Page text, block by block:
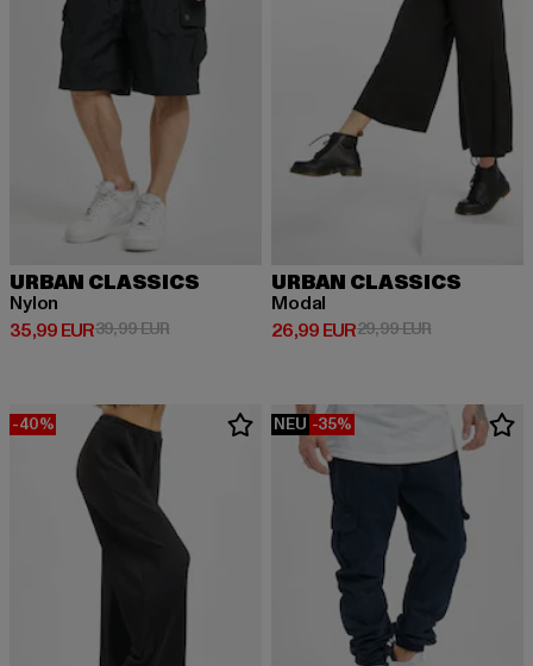
URBAN CLASSICS
Nylon
35,99 EUR
Derzeitiger Preis: 35,99 EUR
39,99 EURAktionspreis: 39,99 EUR
URBAN CLASSICS
Modal
26,99 EUR
Derzeitiger Preis: 26,99 EUR
29,99 EURAktionspreis:
-40% NEU -35%